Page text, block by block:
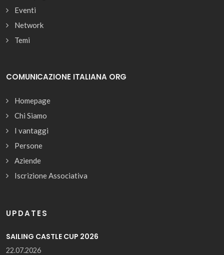
Eventi
Network
Temi
COMUNICAZIONE ITALIANA ORG
Homepage
Chi Siamo
I vantaggi
Persone
Aziende
Iscrizione Associativa
UPDATES
SAILING CASTLE CUP 2026
22.07.2026